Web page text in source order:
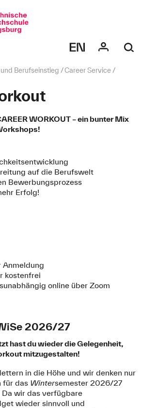
Berufseinstieg
Career Service
WORKOUT – ein bunter Mix
auf die Berufswelt
Bewerbungsprozess
Erfolg!
kostenfrei
online über Zoom
2026/27
hast du wieder die Gelegenheit,
mitzugestalten!
in die Höhe und wir denken nur
für das Wintersemester 2026/27
Da wir das verfügbare
wieder sinnvoll und